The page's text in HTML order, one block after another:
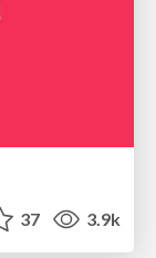
37 3.9k